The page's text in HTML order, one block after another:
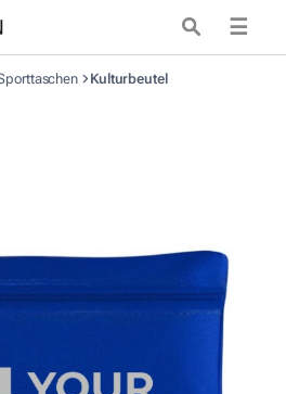
☰
Kulturbeutel